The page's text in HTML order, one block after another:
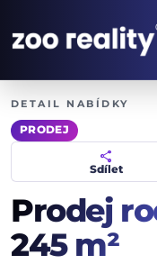
DETAIL NABÍDKY
PRODEJ
share
Sdílet
Prodej
245 m²